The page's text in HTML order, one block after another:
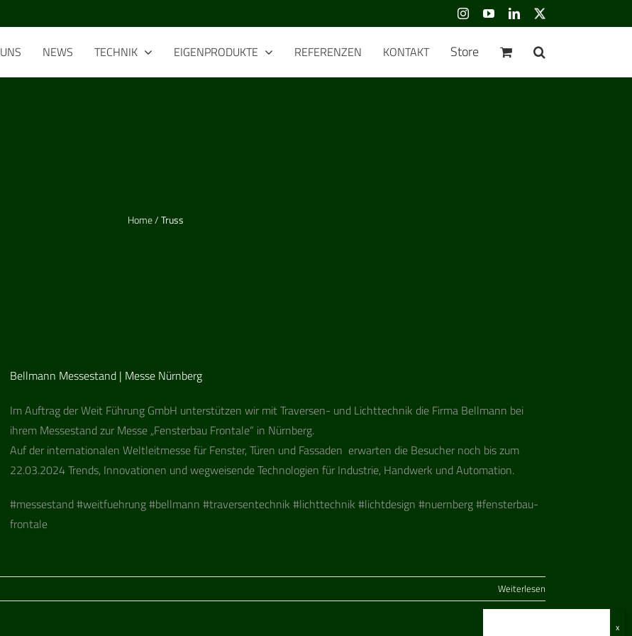
InstagramYouTubeLinkedIn
Benutzerdefiniert
UNS NEWS TECHNIK EIGENPRODUKTE REFERENZEN KONTAKT Store
Home/Truss
Bellmann Messestand | Messe Nürnberg
Im Auf­trag der Weit Füh­rung GmbH unter­stüt­zen wir mit Tra­ver­sen- und Licht­tech­nik die Firma Bell­mann bei
ihrem Mes­se­stand zur Messe „Fens­ter­bau Fron­tale“ in Nürnberg.
Auf der inter­na­tio­na­len Welt­leit­messe für Fens­ter, Türen und Fas­sa­den erwar­ten die Besu­cher noch bis zum
22.03.2024 Trends, Inno­va­tio­nen und weg­wei­sende Tech­no­lo­gien für Indus­trie, Hand­werk und Automation.
#mes­se­stand #weit­fueh­rung #bell­mann #tra­ver­sen­tech­nik #licht­tech­nik #licht­de­sign #nuern­berg #fens­ter­bau­
fron­tale
Weiterlesen